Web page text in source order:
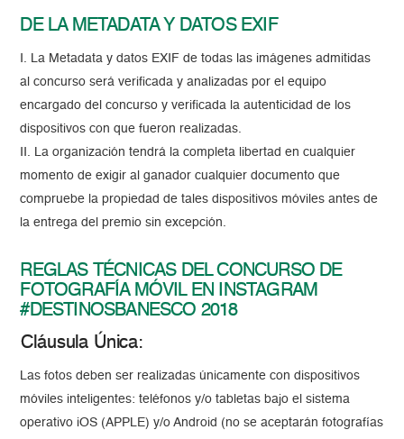
DE LA METADATA Y DATOS EXIF
I. La Metadata y datos EXIF de todas las imágenes admitidas
al concurso será verificada y analizadas por el equipo
encargado del concurso y verificada la autenticidad de los
dispositivos con que fueron realizadas.
II. La organización tendrá la completa libertad en cualquier
momento de exigir al ganador cualquier documento que
compruebe la propiedad de tales dispositivos móviles antes de
la entrega del premio sin excepción.
REGLAS TÉCNICAS DEL CONCURSO DE
FOTOGRAFÍA MÓVIL EN INSTAGRAM
#DESTINOSBANESCO 2018
Cláusula Única:
Las fotos deben ser realizadas únicamente con dispositivos
móviles inteligentes: teléfonos y/o tabletas bajo el sistema
operativo iOS (APPLE) y/o Android (no se aceptarán fotografías